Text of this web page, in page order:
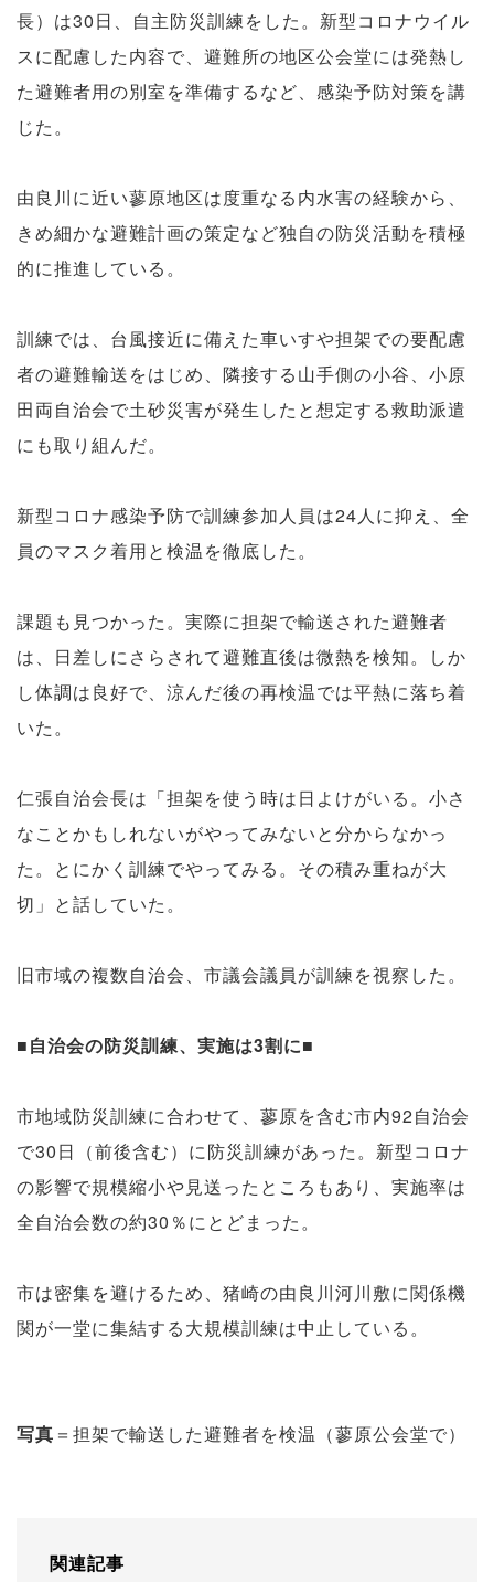
長）は30日、自主防災訓練をした。新型コロナウイル
スに配慮した内容で、避難所の地区公会堂には発熱し
た避難者用の別室を準備するなど、感染予防対策を講
じた。
由良川に近い蓼原地区は度重なる内水害の経験から、
きめ細かな避難計画の策定など独自の防災活動を積極
的に推進している。
訓練では、台風接近に備えた車いすや担架での要配慮
者の避難輸送をはじめ、隣接する山手側の小谷、小原
田両自治会で土砂災害が発生したと想定する救助派遣
にも取り組んだ。
新型コロナ感染予防で訓練参加人員は24人に抑え、全
員のマスク着用と検温を徹底した。
課題も見つかった。実際に担架で輸送された避難者
は、日差しにさらされて避難直後は微熱を検知。しか
し体調は良好で、涼んだ後の再検温では平熱に落ち着
いた。
仁張自治会長は「担架を使う時は日よけがいる。小さ
なことかもしれないがやってみないと分からなかっ
た。とにかく訓練でやってみる。その積み重ねが大
切」と話していた。
旧市域の複数自治会、市議会議員が訓練を視察した。
■自治会の防災訓練、実施は3割に■
市地域防災訓練に合わせて、蓼原を含む市内92自治会
で30日（前後含む）に防災訓練があった。新型コロナ
の影響で規模縮小や見送ったところもあり、実施率は
全自治会数の約30％にとどまった。
市は密集を避けるため、猪崎の由良川河川敷に関係機
関が一堂に集結する大規模訓練は中止している。
写真 ＝担架で輸送した避難者を検温（蓼原公会堂で）
関連記事